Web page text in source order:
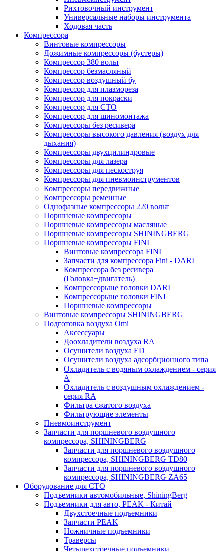
Рихтовочный инструмент
Универсальные наборы инструмента
Ходовая часть
Компрессора
Винтовые компрессоры
Дожимные компрессоры (бустеры)
Компрессор 380 вольт
Компрессор безмасляный
Компрессор воздушный бу
Компрессор для плазмореза
Компрессор для покраски
Компрессор для СТО
Компрессор для шиномонтажа
Компрессоры без ресивера
Компрессоры высокого давления (воздух для
дыхания)
Компрессоры двухцилиндровые
Компрессоры для лазера
Компрессоры для пескоструя
Компрессоры для пневмоинструментов
Компрессоры передвижные
Компрессоры ременные
Однофазные компрессоры 220 вольт
Поршневые компрессоры
Поршневые компрессоры масляные
Поршневые компрессоры SHININGBERG
Поршневые компрессоры FINI
Винтовые компрессора FINI
Запчасти для компрессора Fini - DARI
Компрессора без ресивера
(Головка+двигатель)
Компрессорыне головки DARI
Компрессорыне головки FINI
Поршневые компрессоры
Винтовые компрессоры SHININGBERG
Подготовка воздуха Omi
Аксессуары
Доохладители воздуха RA
Осушители воздуха ED
Осушители воздуха адсорбционного типа
Охладитель с водяным охлаждением - серия
A
Охладитель с воздушным охлаждением -
серия RA
Фильтра сжатого воздуха
Фильтрующие элементы
Пневмоинструмент
Запчасти для поршневого воздушного
компрессора, SHININGBERG
Запчасти для поршневого воздушного
компрессора, SHININGBERG TD80
Запчасти для поршневого воздушного
компрессора, SHININGBERG ZA65
Оборудование для СТО
Подъемники автомобильные, ShiningBerg
Подъемники для авто, PEAK - Китай
Двухстоечные подъемники
Запчасти PEAK
Ножничные подъемники
Траверсы
Четырехстоечные подъемники